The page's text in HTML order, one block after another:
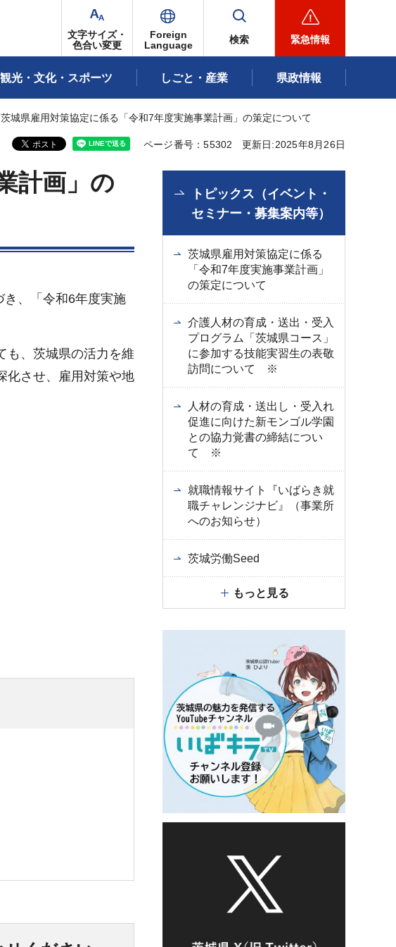
文字サイズ・
色合い変更
Foreign
Language
検索 緊急情報
観光・文化・スポーツ しごと・産業 県政情報
城県雇用対策協定に係る「令和7年度実施事業計画」の策定について
ページ番号：55302 更新日:2025年8月26日
計画」の
、「令和6年度実施
も、茨城県の活力を維
化させ、雇用対策や地
トピックス（イベント・
セミナー・募集案内等）
茨城県雇用対策協定に係る
「令和7年度実施事業計画」
の策定について
介護人材の育成・送出・受入
プログラム「茨城県コース」
に参加する技能実習生の表敬
訪問について ※
人材の育成・送出し・受入れ
促進に向けた新モンゴル学園
との協力覚書の締結につい
て ※
就職情報サイト『いばらき就
職チャレンジナビ』（事業所
へのお知らせ）
茨城労働Seed
もっと見る